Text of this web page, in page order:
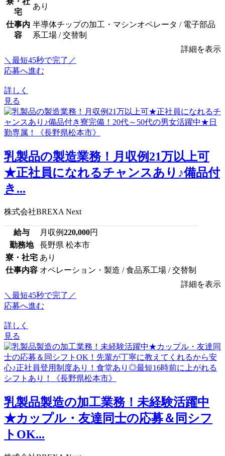
宅
あり
仕事内
容
半導体チップの加工・マシンオペレータ / 電子部品
系工場 / 交替制
詳細を表示
＼最短45秒で完了／
応募へ進む
詳しく
見る
乳製品の製造業務！月収例21万以上可
★正社員になれるチャンスあり♪備品付
き...
株式会社BREXA Next
給与 月収例220,000円
勤務地
長野県 松本市
寮・社宅 あり
仕事内容 オペレーション・製造 / 食品系工場 / 交替制
詳細を表示
＼最短45秒で完了／
応募へ進む
詳しく
見る
乳製品製造の加工業務！未経験活躍中
★カップル・友達同士の応募＆同シフ
トOK...